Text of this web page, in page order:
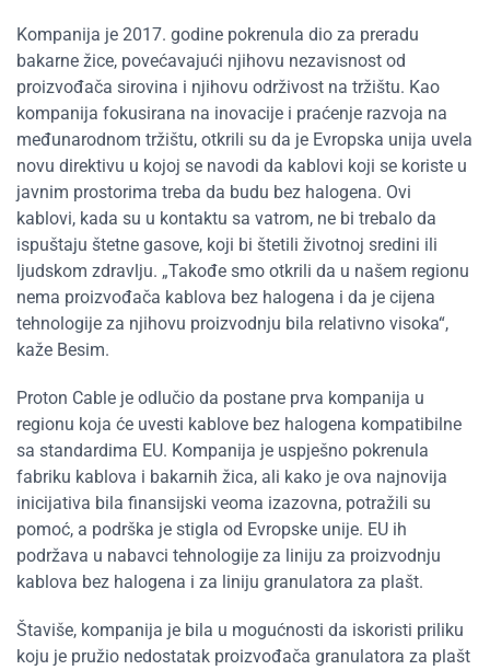
Kompanija je 2017. godine pokrenula dio za preradu
bakarne žice, povećavajući njihovu nezavisnost od
proizvođača sirovina i njihovu održivost na tržištu. Kao
kompanija fokusirana na inovacije i praćenje razvoja na
međunarodnom tržištu, otkrili su da je Evropska unija uvela
novu direktivu u kojoj se navodi da kablovi koji se koriste u
javnim prostorima treba da budu bez halogena. Ovi
kablovi, kada su u kontaktu sa vatrom, ne bi trebalo da
ispuštaju štetne gasove, koji bi štetili životnoj sredini ili
ljudskom zdravlju. „Takođe smo otkrili da u našem regionu
nema proizvođača kablova bez halogena i da je cijena
tehnologije za njihovu proizvodnju bila relativno visoka“,
kaže Besim.
Proton Cable je odlučio da postane prva kompanija u
regionu koja će uvesti kablove bez halogena kompatibilne
sa standardima EU. Kompanija je uspješno pokrenula
fabriku kablova i bakarnih žica, ali kako je ova najnovija
inicijativa bila finansijski veoma izazovna, potražili su
pomoć, a podrška je stigla od Evropske unije. EU ih
podržava u nabavci tehnologije za liniju za proizvodnju
kablova bez halogena i za liniju granulatora za plašt.
Štaviše, kompanija je bila u mogućnosti da iskoristi priliku
koju je pružio nedostatak proizvođača granulatora za plašt